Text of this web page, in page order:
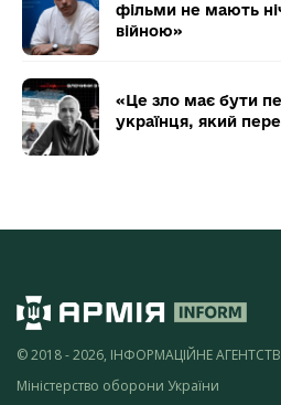
фільми не мають
війною»
«Це зло має бути
українця, який
© 2018 - 2026, ІНФОРМАЦІЙНЕ
Міністерство оборони України